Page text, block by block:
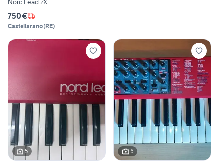
Nord Lead 2X
750 €
Castellarano(RE)
5 6